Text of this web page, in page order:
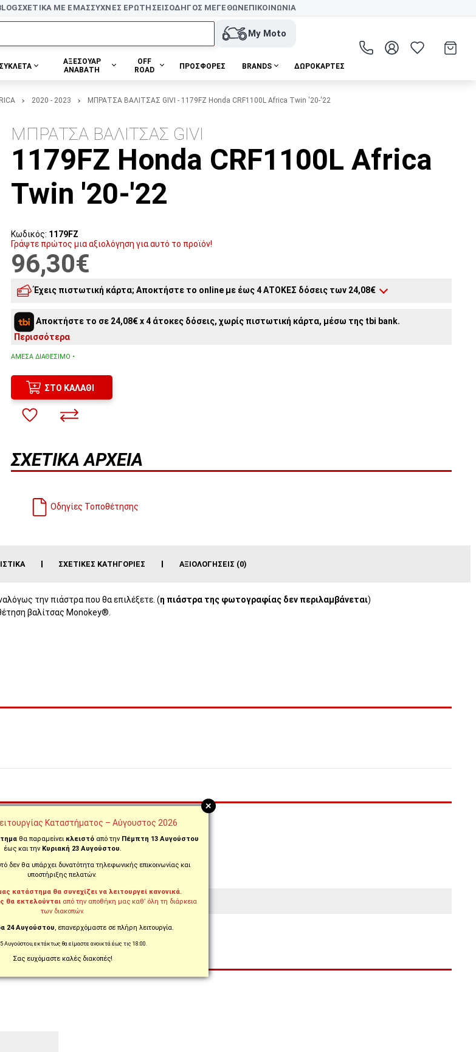
ΣΧΕΤΙΚΑ ΜΕ ΕΜΑΣΣΥΧΝΕΣ ΕΡΩΤΗΣΕΙΣΟΔΗΓΟΣ ΜΕΓΕΘΩΝΕΠΙΚΟΙΝΩΝΙΑ
My Moto
ΑΞΕΣΟΥΑΡ
ΑΝΑΒΑΤΗ
OFF
ROAD
ΠΡΟΣΦΟΡΕΣ BRANDS ΔΩΡΟΚΆΡΤΕΣ
2020 - 2023 ΜΠΡΑΤΣΑ ΒΑΛΙΤΣΑΣ GIVI - 1179FZ Honda CRF1100L Africa Twin '20-'22
ΜΠΡΑΤΣΑ ΒΑΛΙΤΣΑΣ GIVI
1179FZ Honda CRF1100L Africa
Twin '20-'22
Κωδικός: 1179FZ
Γράψτε πρώτος μια αξιολόγηση για αυτό το προϊόν!
96,30€
Έχεις πιστωτική κάρτα; Αποκτήστε το online με έως 4 ΑΤΟΚΕΣ δόσεις των 24,08€
3άτοκες δόσεις: 32,10€/ μήνα
Αποκτήστε το σε 24,08€ x 4 άτοκες δόσεις, χωρίς πιστωτική κάρτα, μέσω της tbi bank.
Περισσότερα
ΆΜΕΣΑ ΔΙΑΘΈΣΙΜΟ •
ΣΤΟ ΚΑΛΆΘΙ
ΣΧΕΤΙΚΆ ΑΡΧΕΊΑ
Οδηγίες Τοποθέτησης
ΣΧΕΤΙΚΈΣ ΚΑΤΗΓΟΡΊΕΣ ΑΞΙΟΛΟΓΉΣΕΙΣ (0)
την πιάστρα που θα επιλέξετε. (η πιάστρα της φωτογραφίας δεν περιλαμβάνεται)
βαλίτσας Monokey®.
+
Καταστήματος – Αύγουστος 2026
θα παραμείνει κλειστό από τηνΠέμπτη 13 Αυγούστου
έως και την Κυριακή 23 Αυγούστου.
δεν θα υπάρχει δυνατότητα τηλεφωνικής επικοινωνίας και
υποστήριξης πελατών.
κατάστημα θα συνεχίζει να λειτουργεί κανονικά.
θα εκτελούνται από την αποθήκη μας καθ’ όλη τη διάρκεια
των διακοπών.
24 Αυγούστου, επανερχόμαστε σε πλήρη λειτουργία.
Αυγούστου, εκτάκτως θα είμαστε ανοικτά έως τις 18:00.
Σας ευχόμαστε καλές διακοπές!